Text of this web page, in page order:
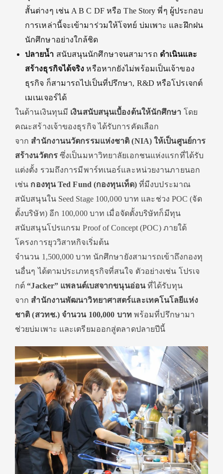
สั้นต่างๆ เช่น A B C DF หรือ The Story พี่ๆ ผู้ประกอบ
การเหล่านี้จะเข้ามาร่วมให้โจทย์ บ่มเพาะ และฝึกฝน
นักศึกษาอย่างใกล้ชิด
ปลายน้ำ สนับสนุนนักศึกษาจนสามารถ ดำเนินและ
สร้างธุรกิจได้จริง หรือหากยังไม่พร้อมเป็นเจ้าของ
ธุรกิจ ก็สามารถไปเป็นที่ปรึกษา, R&D หรือโปรเจกต์
เมเนเจอร์ได้
ในด้านเงินทุนมี เงินสนับสนุนเบื้องต้นให้นักศึกษา โดย
คณะสร้างเจ้าของธุรกิจ ได้รับการคัดเลือก
จาก สำนักงานนวัตกรรมแห่งชาติ (NIA)ให้เป็นศูนย์การ
สร้างนวัตกรซึ่งเป็นมหาวิทยาลัยเอกชนแห่งแรกที่ได้รับ
แต่งตั้ง รวมถึงการมีพาร์ทเนอร์และหน่วยงานภายนอก
เช่น กองทุนTed Fund (กองทุนเท็ด)ที่มีงบประมาณ
สนับสนุนใน Seed Stage 100,000 บาท และช่วง POC (จัด
ตั้งบริษัท) อีก 100,000 บาท เมื่อจัดตั้งบริษัทก็มีทุน
สนับสนุนโปรแกรม Proof of Concept (POC) ภายใต้
โครงการยุววิสาหกิจเริ่มต้น
จำนวน 1,500,000 บาท นักศึกษายังสามารถเข้าถึงกองทุ
นอื่นๆ ได้ตามประเภทธุรกิจที่สนใจ ตัวอย่างเช่น โปรเจ
กต์“Jacker” แพลนต์เบสจากขนุนอ่อนที่ได้รับทุน
จาก สำนักงานพัฒนาวิทยาศาสตร์และเทคโนโลยีแห่ง
ชาติ (สวทช.) จำนวน 100,000 บาทพร้อมที่ปรึกษามา
ช่วยบ่มเพาะ และเตรียมออกสู่ตลาดปลายปีนี้